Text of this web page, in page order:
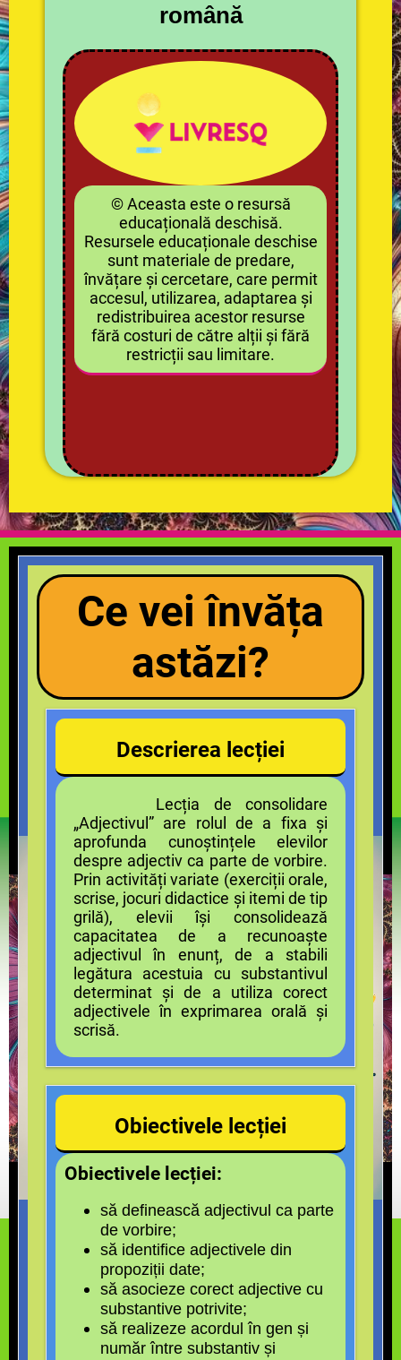
română
© Aceasta este o resursă
educațională deschisă.
Resursele educaționale deschise
sunt materiale de predare,
învățare și cercetare, care permit
accesul, utilizarea, adaptarea și
redistribuirea acestor resurse
fără costuri de către alții și fără
restricții sau limitare.
Ce vei învăța
astăzi?
Descrierea lecției
Lecția de consolidare
„Adjectivul” are rolul de a fixa și
aprofunda cunoștințele elevilor
despre adjectiv ca parte de vorbire.
Prin activități variate (exerciții orale,
scrise, jocuri didactice și itemi de tip
grilă), elevii își consolidează
capacitatea de a recunoaște
adjectivul în enunț, de a stabili
legătura acestuia cu substantivul
determinat și de a utiliza corect
adjectivele în exprimarea orală și
scrisă.
Obiectivele lecției
Obiectivele lecției:
să definească adjectivul ca parte
de vorbire;
să identifice adjectivele din
propoziții date;
să asocieze corect adjective cu
substantive potrivite;
să realizeze acordul în gen și
număr între substantiv și